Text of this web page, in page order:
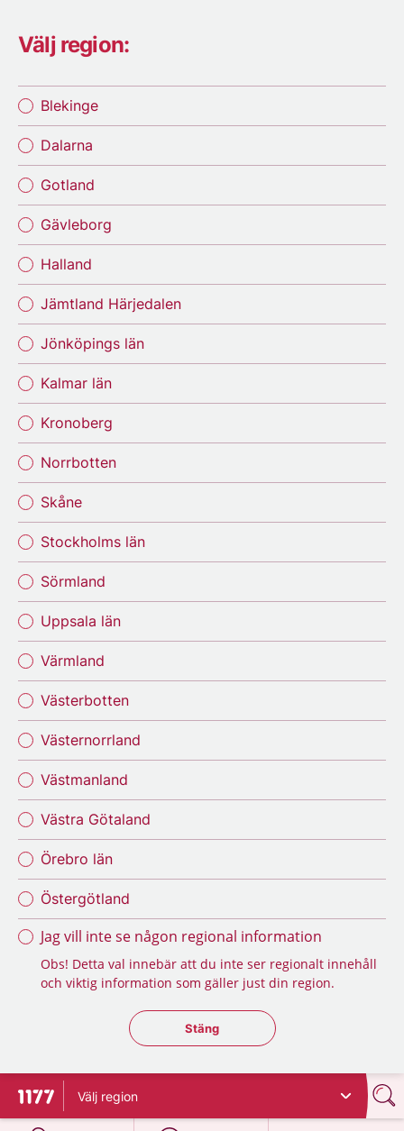
Välj region:
Blekinge
Dalarna
Gotland
Gävleborg
Halland
Jämtland Härjedalen
Jönköpings län
Kalmar län
Kronoberg
Norrbotten
Skåne
Stockholms län
Sörmland
Uppsala län
Värmland
Västerbotten
Västernorrland
Västmanland
Västra Götaland
Örebro län
Östergötland
Jag vill inte se någon regional information
Obs! Detta val innebär att du inte ser regionalt innehåll
och viktig information som gäller just din region.
Stäng regionsväljaren
Stäng
Till startsidan för 1177
Välj region
på 1177.se
på 1177.se